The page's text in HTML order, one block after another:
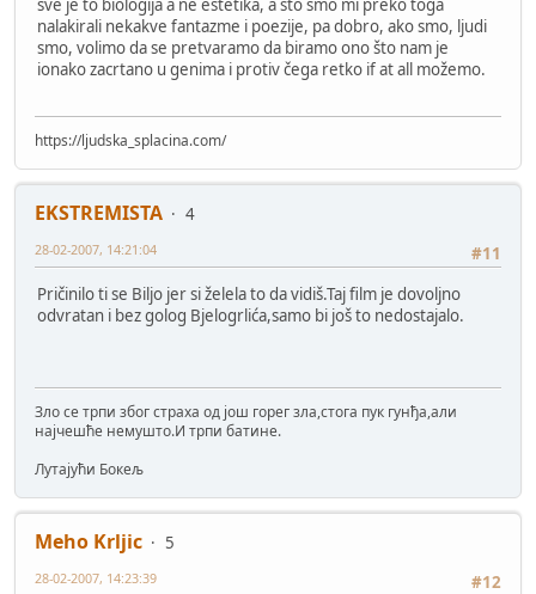
sve je to biologija a ne estetika, a što smo mi preko toga
nalakirali nekakve fantazme i poezije, pa dobro, ako smo, ljudi
smo, volimo da se pretvaramo da biramo ono što nam je
ionako zacrtano u genima i protiv čega retko if at all možemo.
https://ljudska_splacina.com/
EKSTREMISTA
4
#11
28-02-2007, 14:21:04
Pričinilo ti se Biljo jer si želela to da vidiš.Taj film je dovoljno
odvratan i bez golog Bjelogrlića,samo bi još to nedostajalo.
Зло се трпи због страха од још горег зла,стога пук гунђа,али
најчешће немушто.И трпи батине.
Лутајући Бокељ
Meho Krljic
5
#12
28-02-2007, 14:23:39